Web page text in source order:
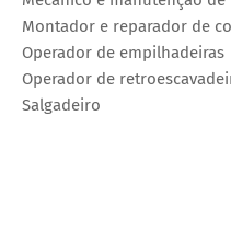
Montador e reparador de
Operador de empilhadeiras
Operador de
Salgadeiro